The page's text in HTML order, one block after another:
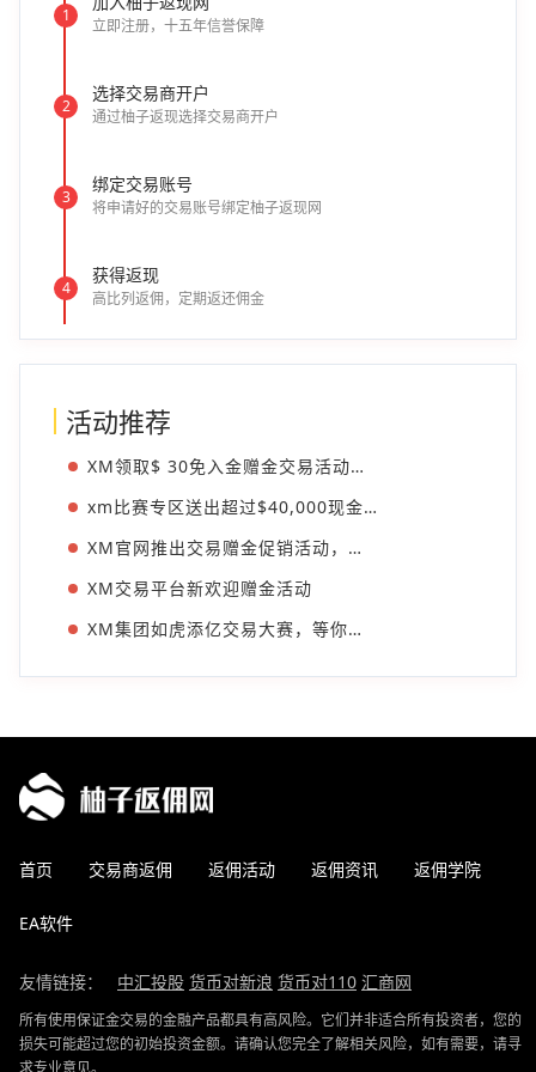
1
立即注册，十五年信誉保障
2
选择交易商开户
通过柚子返现选择交易商开户
3
绑定交易账号
将申请好的交易账号绑定柚子返现网
4
获得返现
高比列返佣，定期返还佣金
活动推荐
XM领取$ 30免入金赠金交易活动开始
xm比赛专区送出超过$40,000现金奖励
XM官网推出交易赠金促销活动，开户赠送30美金
XM交易平台新欢迎赠金活动
XM集团如虎添亿交易大赛，等你来赢
首页 交易商返佣 返佣活动 返佣资讯 返佣学院
EA软件
友情链接： 中汇投股 货币对新浪 货币对110 汇商网
所有使用保证金交易的金融产品都具有高风险。它们并非适合所有投资者，您的
损失可能超过您的初始投资金额。请确认您完全了解相关风险，如有需要，请寻
求专业意见。